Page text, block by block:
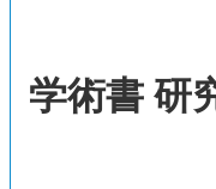
学術書 研